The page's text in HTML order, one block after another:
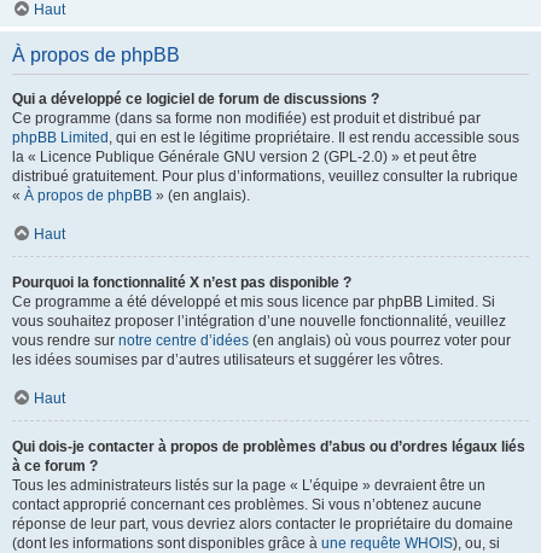
Haut
À propos de phpBB
Qui a développé ce logiciel de forum de discussions ?
Ce programme (dans sa forme non modifiée) est produit et distribué par
phpBB Limited , qui en est le légitime propriétaire. Il est rendu accessible sous
la « Licence Publique Générale GNU version 2 (GPL-2.0) » et peut être
distribué gratuitement. Pour plus d’informations, veuillez consulter la rubrique
« À propos de phpBB » (en anglais).
Haut
Pourquoi la fonctionnalité X n’est pas disponible ?
Ce programme a été développé et mis sous licence par phpBB Limited. Si
vous souhaitez proposer l’intégration d’une nouvelle fonctionnalité, veuillez
vous rendre sur notre centre d’idées (en anglais) où vous pourrez voter pour
les idées soumises par d’autres utilisateurs et suggérer les vôtres.
Haut
Qui dois-je contacter à propos de problèmes d’abus ou d’ordres légaux liés
à ce forum ?
Tous les administrateurs listés sur la page « L’équipe » devraient être un
contact approprié concernant ces problèmes. Si vous n’obtenez aucune
réponse de leur part, vous devriez alors contacter le propriétaire du domaine
(dont les informations sont disponibles grâce à une requête WHOIS), ou, si